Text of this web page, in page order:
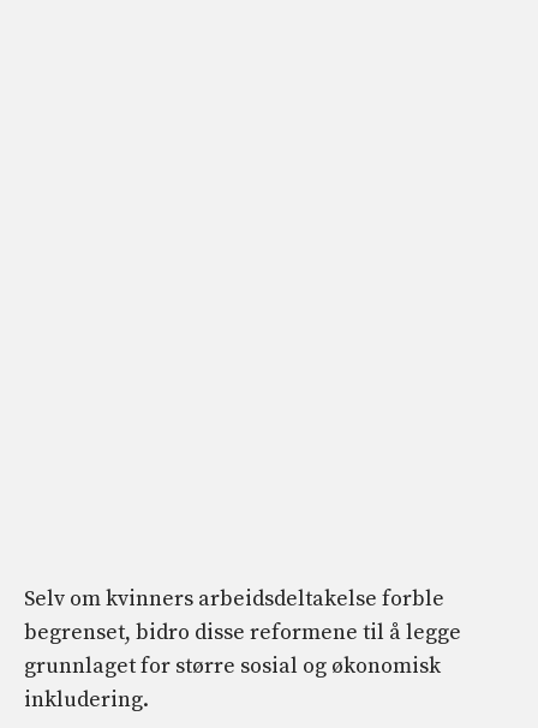
Selv om kvinners arbeidsdeltakelse forble
begrenset, bidro disse reformene til å legge
grunnlaget for større sosial og økonomisk
inkludering.